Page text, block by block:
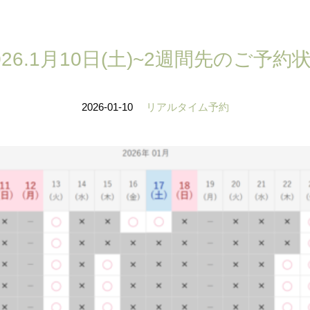
月10日(土)~2週間先のご予約
2026-01-10 リアルタイム予約